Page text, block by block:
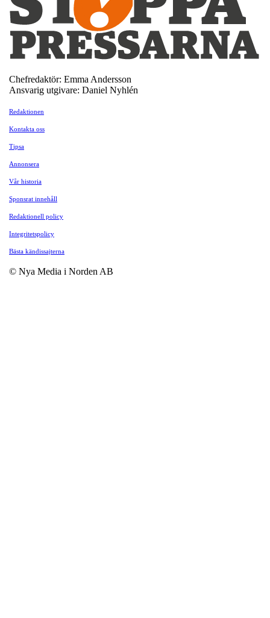
Chefredaktör: Emma Andersson
Ansvarig utgivare: Daniel Nyhlén
Redaktionen
Kontakta oss
Tipsa
Annonsera
Vår historia
Sponsrat innehåll
Redaktionell policy
Integritetspolicy
Bästa kändissajterna
© Nya Media i Norden AB